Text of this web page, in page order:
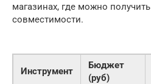
магазинах, где можно
совместимости.
Инструмент
Бюджет
(руб)